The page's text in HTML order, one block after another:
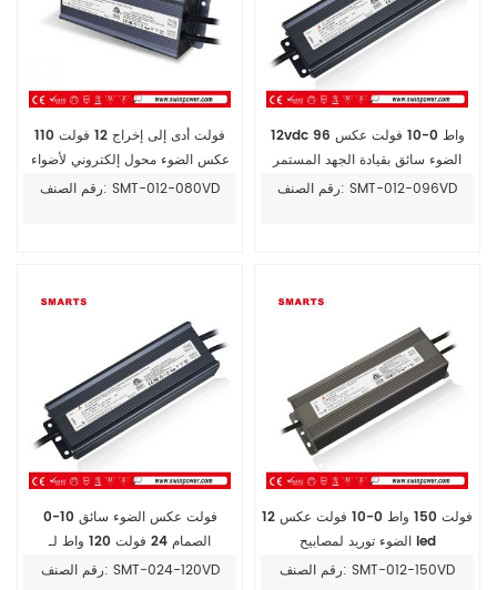
110 فولت أدى إلى إخراج 12 فولت
عكس الضوء محول إلكتروني لأضواء
LED
رقم الصنف: SMT-012-080VD
12vdc 96 واط 0-10 فولت عكس
الضوء سائق بقيادة الجهد المستمر
رقم الصنف: SMT-012-096VD
0-10 فولت عكس الضوء سائق
الصمام 24 فولت 120 واط لـ
ستريبلايت الساحل الذهبي
رقم الصنف: SMT-024-120VD
12 فولت 150 واط 0-10 فولت عكس
الضوء توريد لمصابيح led
رقم الصنف: SMT-012-150VD